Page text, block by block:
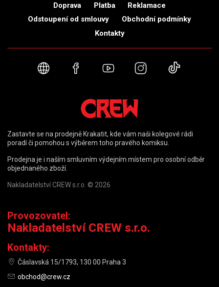
Doprava Platba
Reklamace
Odstoupení od smlouvy
Obchodní podmínky
Kontakty
Webové stránky
FacebookYouTubeInstagram
Zastavte se na prodejně Krakatit, kde vám naši kolegové rádi
poradí či pomohou s výběrem toho pravého komiksu.
Prodejna je i naším smluvním výdejním místem pro osobní odběr
objednaného zboží.
Nakladatelství CREW s.r.o. © 2026
Provozovatel:
Nakladatelství CREW s.r.o.
Kontakty:
Čáslavská 15/1793, 130 00 Praha 3
obchod@crew.cz